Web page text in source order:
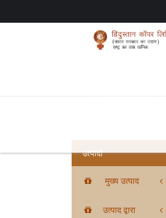
उत्पादों
मुख्य उत्पाद
उत्पाद द्वारा